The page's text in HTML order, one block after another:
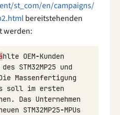
st_com/en/campaigns/
bereitstehenden
werden:
hlte OEM-Kunden
des STM32MP25 und
Massenfertigung
soll im ersten
. Das Unternehmen
STM32MP25-MPUs